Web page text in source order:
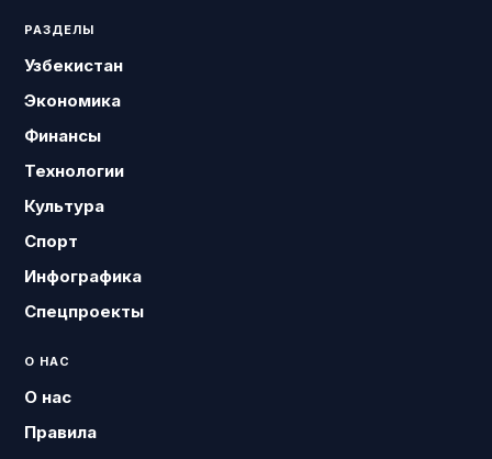
РАЗДЕЛЫ
Узбекистан
Экономика
Финансы
Технологии
Культура
Спорт
Инфографика
Спецпроекты
О НАС
О нас
Правила